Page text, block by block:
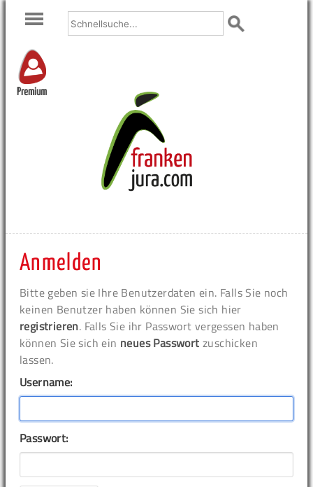
Premium
Anmelden
Bitte geben sie Ihre Benutzerdaten ein. Falls Sie noch
keinen Benutzer haben können Sie sich hier
registrieren. Falls Sie ihr Passwort vergessen haben
können Sie sich ein neues Passwort zuschicken
lassen.
Username:
Passwort: